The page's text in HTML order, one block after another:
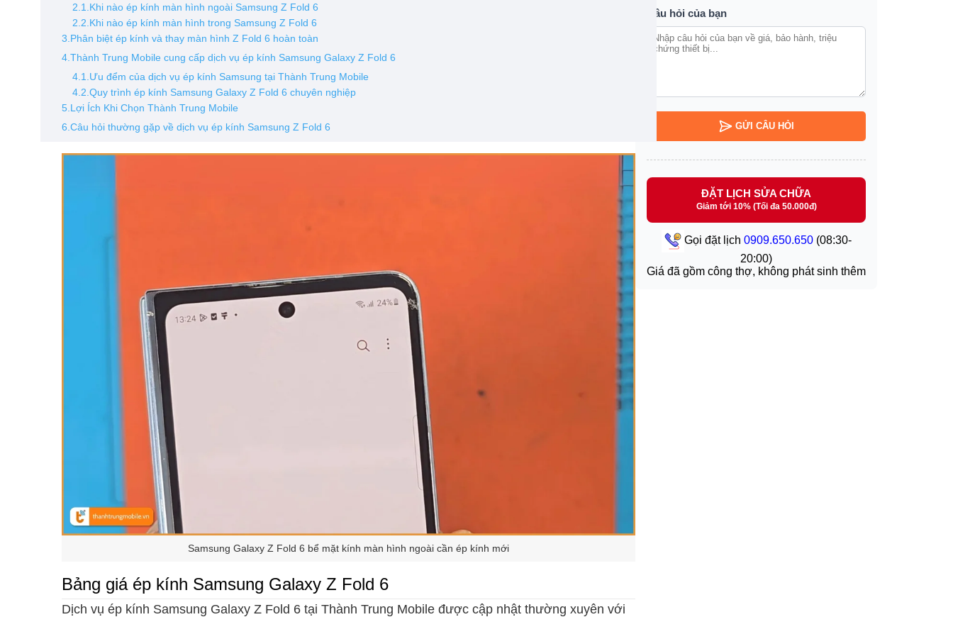
2.1.Khi nào ép kính màn hình ngoài Samsung Z Fold 6
2.2.Khi nào ép kính màn hình trong Samsung Z Fold 6
3.Phân biệt ép kính và thay màn hình Z Fold 6 hoàn toàn
4.Thành Trung Mobile cung cấp dịch vụ ép kính Samsung Galaxy Z Fold 6
4.1.Ưu đểm của dịch vụ ép kính Samsung tại Thành Trung Mobile
4.2.Quy trình ép kính Samsung Galaxy Z Fold 6 chuyên nghiệp
5.Lợi Ích Khi Chọn Thành Trung Mobile
6.Câu hỏi thường gặp về dịch vụ ép kính Samsung Z Fold 6
Samsung Galaxy Z Fold 6 bể mặt kính màn hình ngoài cần ép kính mới
Bảng giá ép kính Samsung Galaxy Z Fold 6
Dịch vụ ép kính Samsung Galaxy Z Fold 6 tại Thành Trung Mobile được cập nhật thường xuyên với
Câu hỏi của bạn
GỬI CÂU HỎI
ĐẶT LỊCH SỬA CHỮA
Giảm tới 10% (Tối đa 50.000đ)
Gọi đặt lịch 0909.650.650(08:30-
20:00)
Giá đã gồm công thợ, không phát sinh thêm